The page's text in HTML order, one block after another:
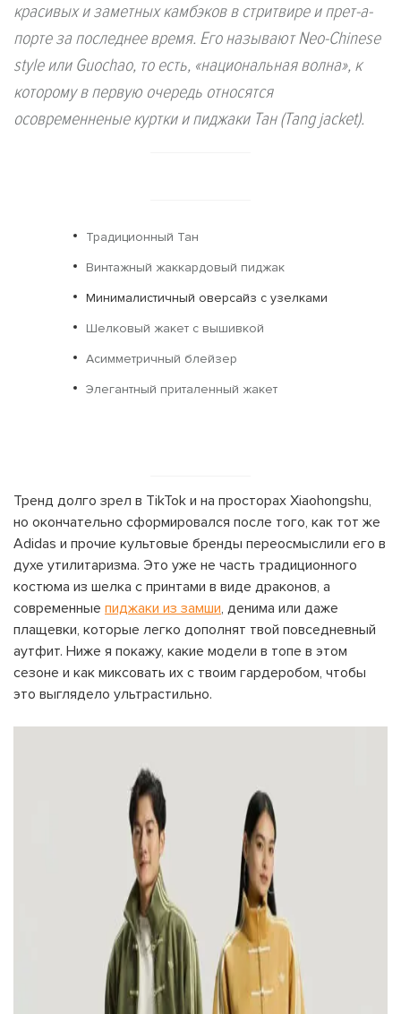
красивых и заметных камбэков в стритвире и прет-а-
порте за последнее время. Его называют Neo-Chinese
style или Guochao, то есть, «национальная волна», к
которому в первую очередь относятся
осовременненые куртки и пиджаки Тан (Tang jacket).
Традиционный Тан
Винтажный жаккардовый пиджак
Минималистичный оверсайз с узелками
Шелковый жакет с вышивкой
Асимметричный блейзер
Элегантный приталенный жакет
Тренд долго зрел в TikTok и на просторах Xiaohongshu,
но окончательно сформировался после того, как тот же
Adidas и прочие культовые бренды переосмыслили его в
духе утилитаризма. Это уже не часть традиционного
костюма из шелка с принтами в виде драконов, а
современные пиджаки из замши, денима или даже
плащевки, которые легко дополнят твой повседневный
аутфит. Ниже я покажу, какие модели в топе в этом
сезоне и как миксовать их с твоим гардеробом, чтобы
это выглядело ультрастильно.